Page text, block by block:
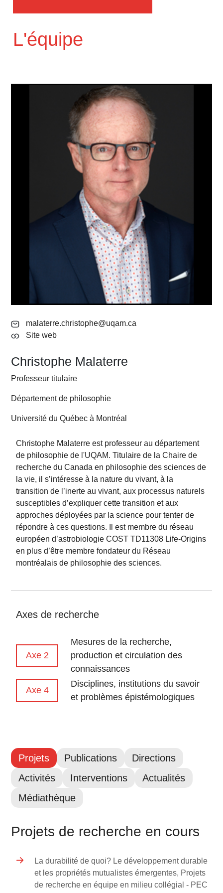
L'équipe
malaterre.christophe@uqam.ca
Site web
Christophe Malaterre
Professeur titulaire
Département de philosophie
Université du Québec à Montréal
Christophe Malaterre est professeur au département
de philosophie de l'UQAM. Titulaire de la Chaire de
recherche du Canada en philosophie des sciences de
la vie, il s’intéresse à la nature du vivant, à la
transition de l’inerte au vivant, aux processus naturels
susceptibles d’expliquer cette transition et aux
approches déployées par la science pour tenter de
répondre à ces questions. Il est membre du réseau
européen d’astrobiologie COST TD11308 Life-Origins
en plus d’être membre fondateur du Réseau
montréalais de philosophie des sciences.
Axes de recherche
Axe 2
Mesures de la recherche,
production et circulation des
connaissances
Axe 4
Disciplines, institutions du savoir
et problèmes épistémologiques
Projets Publications
Directions
Activités
Interventions
Actualités
Médiathèque
Projets de recherche en cours
La durabilité de quoi? Le développement durable
et les propriétés mutualistes émergentes, Projets
de recherche en équipe en milieu collégial - PEC